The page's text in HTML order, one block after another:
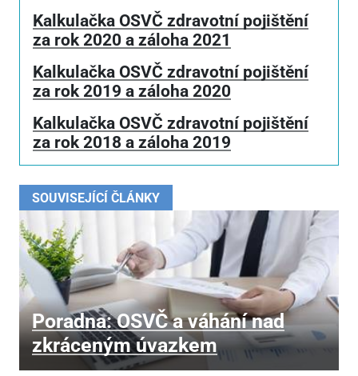
Kalkulačka OSVČ zdravotní pojištění
za rok 2020 a záloha 2021
Kalkulačka OSVČ zdravotní pojištění
za rok 2019 a záloha 2020
Kalkulačka OSVČ zdravotní pojištění
za rok 2018 a záloha 2019
SOUVISEJÍCÍ ČLÁNKY
Poradna: OSVČ a váhání nad
zkráceným úvazkem